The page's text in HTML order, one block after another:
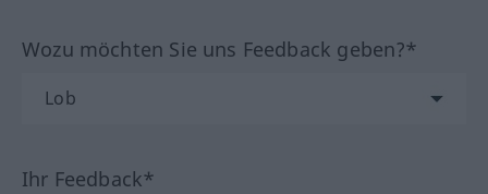
Wozu möchten Sie uns Feedback geben?*
Ihr Feedback*